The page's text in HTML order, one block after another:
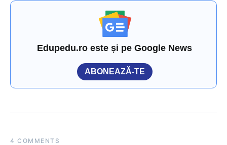
Edupedu.ro este și pe Google News
ABONEAZĂ-TE
4 COMMENTS